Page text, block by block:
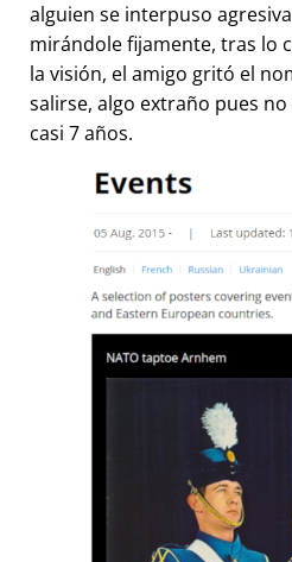
alguien se interpuso
mirándole fijamente, tras lo
la visión, el amigo gritó el
salirse, algo extraño pues no
casi 7 años.